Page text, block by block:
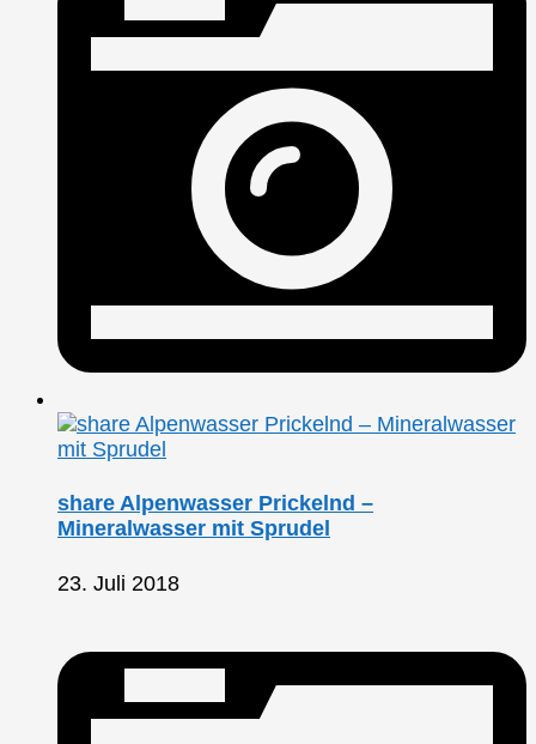
share Alpenwasser Prickelnd –
Mineralwasser mit Sprudel
23. Juli 2018